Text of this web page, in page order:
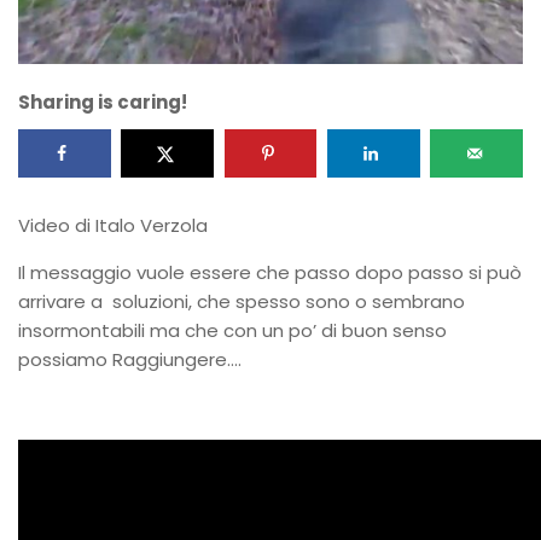
Sharing is caring!
Video di Italo Verzola
Il messaggio vuole essere che passo dopo passo si può
arrivare a soluzioni, che spesso sono o sembrano
insormontabili ma che con un po’ di buon senso
possiamo Raggiungere….